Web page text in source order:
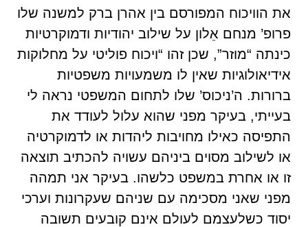
את הוויכוח המפורסם בין אהרן ברק למשנה שלו
פרופ’ מנחם אֵלון על שילוב יהודיות ודמוקרטיות
כינתה “מוזר”, שכן זהו “ויכוח פוליטי על מחלוקות
אידיאולוגיות שאין לו משמעויות משפטיות
ברורות. ה’ניכוס’ שלו לתחום המשפטי נראה לי
בעייתי, בעיקר מפני שהוא עלול לעודד את
התפיסה כאילו מחויבות ליהדות או לדמוקרטיה
או לשילוב מסוים ביניהם עשויה להכתיב תוצאה
זו או אחרת במשפט כלשהו. בעיקר אני תמהה
מפני שאני מסכימה עם שניהם שעקרונות וערכי
יסוד כשלעצמם לעולם אינם קובעים תשובה